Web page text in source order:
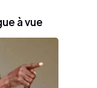
à vue